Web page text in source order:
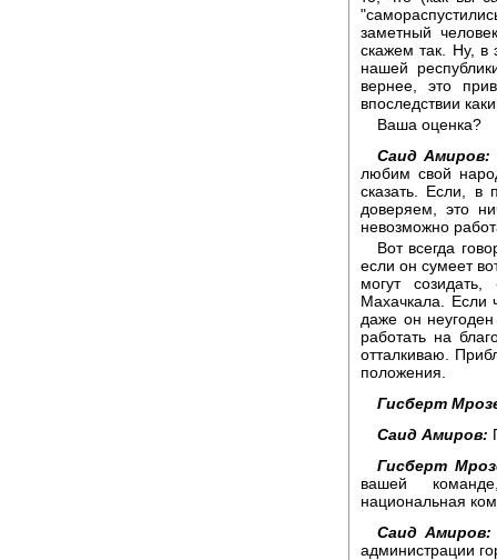
заметный
скажем так. Ну, в
нашей
вернее, это
впоследствии
Ваша оценка?
Саид Амиров:
любим свой
сказать. Если,
доверяем, это
невозможно
Вот всегда
если он сумеет
могут
Махачкала. Если
даже он
работать на
отталкиваю.
положения.
Гисберт
Саид Амиров:
Гисберт
вашей
национальная
Саид Амиров:
администрации